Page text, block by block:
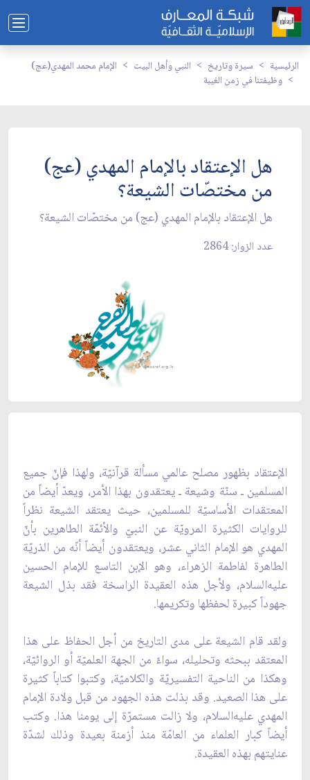
الرئيسية سيرة وتاريخ النبي وأهل البيت
الإمام محمد المهدي(عج)
وظيفتنا في زمن الغيبة
هل الإعتقاد بالإمام المهدي (عج)
من مختصّات الشيعة؟
هل الإعتقاد بالإمام المهدي (عج) من مختصّات الشيعة؟
عدد الزوار: 2864
الإعتقاد بظهور مصلح عالمي مسألة قرآنيّة، ولهذا فإنّ جميع
المسلمين ـ سنّة وشيعة ـ يعتقدون بهذا الأمر، ويعدّ أيضاً من
المعتقدات الأساسيّة للمسلمين، حيث يعتقد الشيعة نظراً
للروايات الكثيرة المرويّة عن النبيّ والأئمّة الطاهرين بأنّ
المهدي هو الإمام الثاني عشر، ويعتقدون أيضاً أنّه من الذريّة
الطاهرة لفاطمة الزهراء، وهو الإبن التاسع للإمام الحسين
عليه‌السلام، ولأجل هذه العقيدة الراسخة فقد بذل الشيعة
جهوداً كبيرة لحفظها وتكريمها.
ولقد قام الشيعة علی مدى التاريخ من أجل الحفاظ علی هذا
المعتقد ببحثه وتحليله، سواءً من الجهة العلميّة أو الروائيّة،
وهكذا من الناحية التفسيريّة والكلاميّة، وكتبوا كتاباً كثيرة
على هذا الصعيد. وقد بذلت هذه الجهود من قبل ولادة الإمام
المهدي عليه‌السلام، ولا زالت مستمرّة إلى يومنا هذا. وكتب
أيضاً كبار العلماء من العامّة منذ أزمنة بعيدة وذلك لشدّة
عنايتهم بهذه العقيدة.